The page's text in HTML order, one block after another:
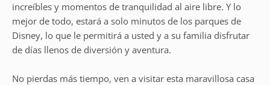
increíbles y momentos de tranquilidad al aire libre. Y lo
mejor de todo, estará a solo minutos de los parques de
Disney, lo que le permitirá a usted y a su familia disfrutar
de días llenos de diversión y aventura.
No pierdas más tiempo, ven a visitar esta maravillosa casa